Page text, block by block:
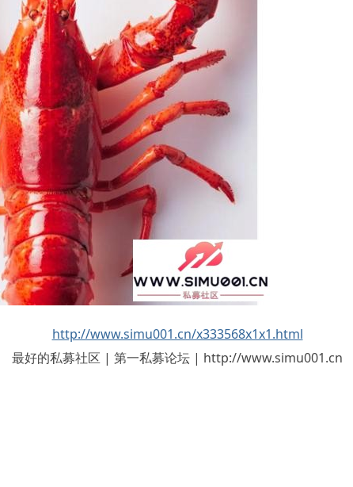
http://www.simu001.cn/x333568x1x1.html
最好的私募社区 | 第一私募论坛 | http://www.simu001.cn